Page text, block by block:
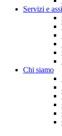
Servizi e
Chi siamo